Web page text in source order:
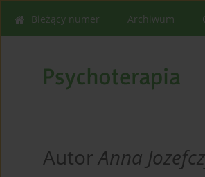
Bieżący numer Archiwum
AutorAnna